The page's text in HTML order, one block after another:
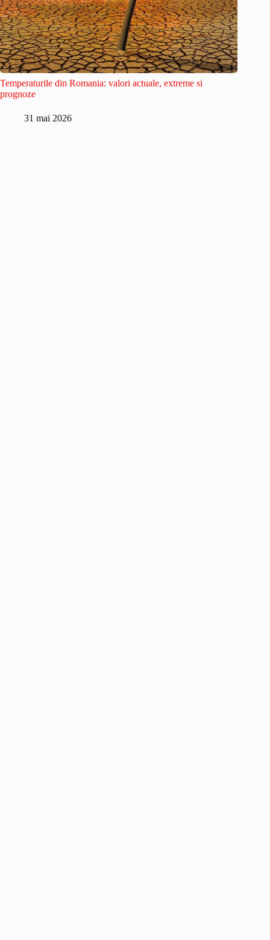
Temperaturile din Romania: valori actuale, extreme si
prognoze
31 mai 2026